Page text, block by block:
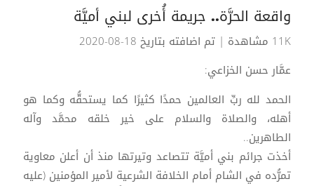
واقعة الحرَّة.. جريمة أُخرى لبني أميَّة
11K مشاهدة
| تم اضافته بتاريخ 18-08-2020
عمَّار حسن الخزاعي:
الحمد لله ربِّ العالمين حمدًا كثيرًا كما يستحقُّه وكما هو
أهله، والصلاة والسلام على خير خلقه محمَّد وآله
الطاهرين..
أخذت جرائم بني أميَّة تتصاعد وتيرتها منذ أن أعلن معاوية
تمرُّده في الشام أمام الخلافة الشرعية لأمير المؤمنين (عليه